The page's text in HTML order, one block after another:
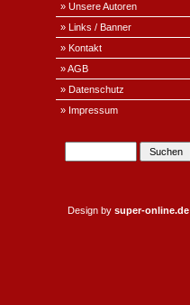
» Unsere Autoren
» Links / Banner
» Kontakt
» AGB
» Datenschutz
» Impressum
Design by super-online.de